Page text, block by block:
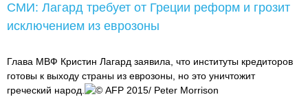
СМИ: Лагард требует от Греции реформ и грозит
исключением из еврозоны
Глава МВФ Кристин Лагард заявила, что институты кредиторов
готовы к выходу страны из еврозоны, но это уничтожит
греческий народ.
© AFP 2015/ Peter Morrison